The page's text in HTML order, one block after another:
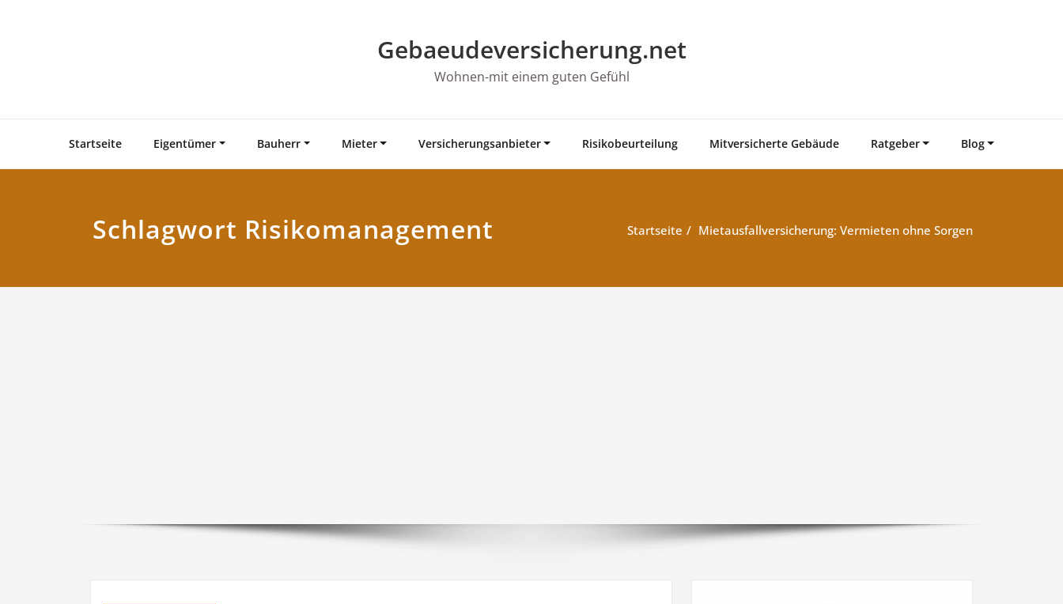
Gebaeudeversicherung.net
Wohnen-mit einem guten Gefühl
Startseite Eigentümer Bauherr Mieter Versicherungsanbieter Risikobeurteilung Mitversicherte Gebäude Ratgeber Blog
Schlagwort Risikomanagement Startseite Mietausfallversicherung: Vermieten ohne Sorgen